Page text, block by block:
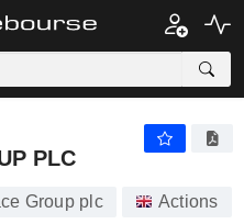
PLC
Group plc Actions